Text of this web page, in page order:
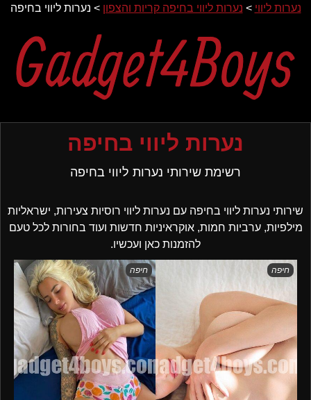
נערות ליווי > נערות ליווי בחיפה קריות והצפון > נערות ליווי בחיפה
content
נערות ליווי בחיפה
רשימת שירותי נערות ליווי בחיפה
שירותי נערות ליווי בחיפה עם נערות ליווי רוסיות צעירות, ישראליות
מילפיות, ערביות חמות, אוקראיניות חדשות ועוד בחורות לכל טעם
להזמנות כאן ועכשיו.
חיפה חיפה